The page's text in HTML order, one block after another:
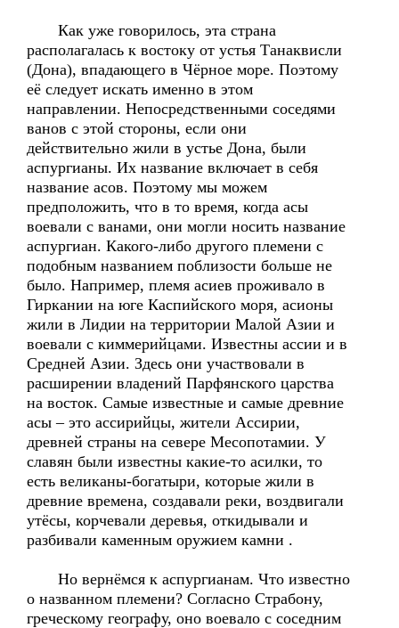
Как уже говорилось, эта страна
располагалась к востоку от устья Танаквисли
(Дона), впадающего в Чёрное море. Поэтому
её следует искать именно в этом
направлении. Непосредственными соседями
ванов с этой стороны, если они
действительно жили в устье Дона, были
аспургианы. Их название включает в себя
название асов. Поэтому мы можем
предположить, что в то время, когда асы
воевали с ванами, они могли носить название
аспургиан. Какого-либо другого племени с
подобным названием поблизости больше не
было. Например, племя асиев проживало в
Гиркании на юге Каспийского моря, асионы
жили в Лидии на территории Малой Азии и
воевали с киммерийцами. Известны ассии и в
Средней Азии. Здесь они участвовали в
расширении владений Парфянского царства
на восток. Самые известные и самые древние
асы – это ассирийцы, жители Ассирии,
древней страны на севере Месопотамии. У
славян были известны какие-то асилки, то
есть великаны-богатыри, которые жили в
древние времена, создавали реки, воздвигали
утёсы, корчевали деревья, откидывали и
разбивали каменным оружием камни .
Но вернёмся к аспургианам. Что известно
о названном племени? Согласно Страбону,
греческому географу, оно воевало с соседним